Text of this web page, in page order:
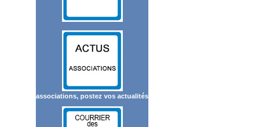
associations, postez vos actualités